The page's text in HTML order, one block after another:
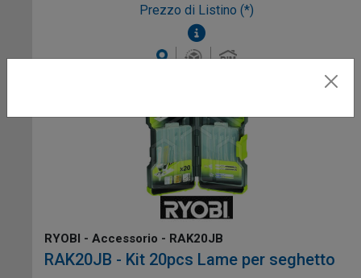
Prezzo di Listino (*)
RYOBI - Accessorio - RAK20JB
RAK20JB - Kit 20pcs Lame per seghetto